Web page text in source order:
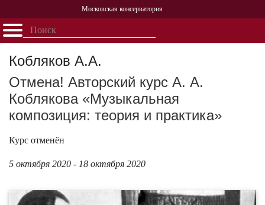
Московская консерватория
Открыть - закрыть
ГлавнаяСобытияАфиша
Партнерство
Кобляков А.А.
Отмена! Авторский курс А. А.
Коблякова «Музыкальная
композиция: теория и практика»
Курс отменён
5 октября 2020 - 18 октября 2020